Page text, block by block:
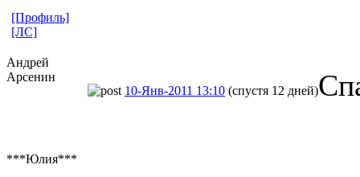
[Профиль]
[ЛС]
Андрей
Арсенин
10-Янв-2011 13:10 (спустя 12 дней)
***Юлия***